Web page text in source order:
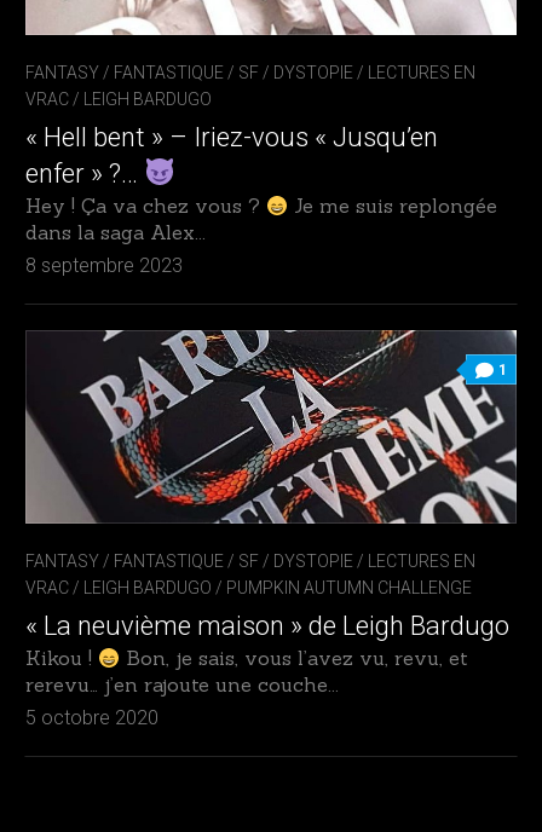
FANTASY / FANTASTIQUE / SF / DYSTOPIE /
LECTURES EN
VRAC / LEIGH BARDUGO
« Hell bent » – Iriez-vous « Jusqu’en
enfer » ?…
Hey ! Ça va chez vous ?
Je me suis replongée
dans la saga Alex...
8 septembre 2023
1
FANTASY / FANTASTIQUE / SF / DYSTOPIE /
LECTURES EN
VRAC / LEIGH BARDUGO / PUMPKIN AUTUMN CHALLENGE
« La neuvième maison » de Leigh Bardugo
Kikou !
Bon, je sais, vous l’avez vu, revu, et
rerevu… j’en rajoute une couche...
5 octobre 2020